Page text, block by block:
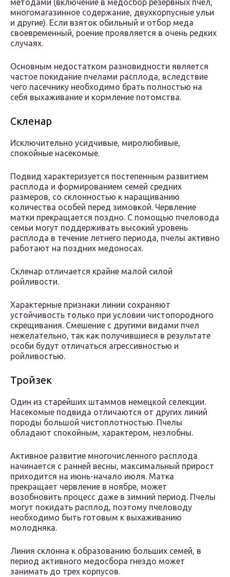
методами (включение в медосбор резервных пчел,
многомагазинное содержание, двухкорпусные ульи
и другие). Если взяток обильный и отбор меда
своевременный, роение проявляется в очень редких
случаях.
Основным недостатком разновидности является
частое покидание пчелами расплода, вследствие
чего пасечнику необходимо брать полностью на
себя выхаживание и кормление потомства.
Скленар
Исключительно усидчивые, миролюбивые,
спокойные насекомые.
Подвид характеризуется постепенным развитием
расплода и формированием семей средних
размеров, со склонностью к наращиванию
количества особей перед зимовкой. Червление
матки прекращается поздно. С помощью пчеловода
семьи могут поддерживать высокий уровень
расплода в течение летнего периода, пчелы активно
работают на поздних медоносах.
Скленар отличается крайне малой силой
ройливости.
Характерные признаки линии сохраняют
устойчивость только при условии чистопородного
скрещивания. Смешение с другими видами пчел
нежелательно, так как получившиеся в результате
особи будут отличаться агрессивностью и
ройливостью.
Тройзек
Один из старейших штаммов немецкой селекции.
Насекомые подвида отличаются от других линий
породы большой чистоплотностью. Пчелы
обладают спокойным, характером, незлобны.
Активное развитие многочисленного расплода
начинается с ранней весны, максимальный прирост
приходится на июнь-начало июля. Матка
прекращает червление в ноябре, может
возобновить процесс даже в зимний период. Пчелы
могут покидать расплод, поэтому пчеловоду
необходимо быть готовым к выхаживанию
молодняка.
Линия склонна к образованию больших семей, в
период активного медосбора гнездо может
занимать до трех корпусов.